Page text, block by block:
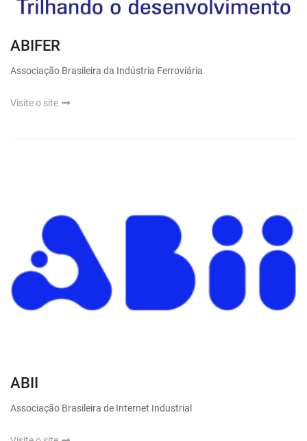
ABIFER
Associação Brasileira da Indústria Ferroviária
Visite o site
ABII
Associação Brasileira de Internet Industrial